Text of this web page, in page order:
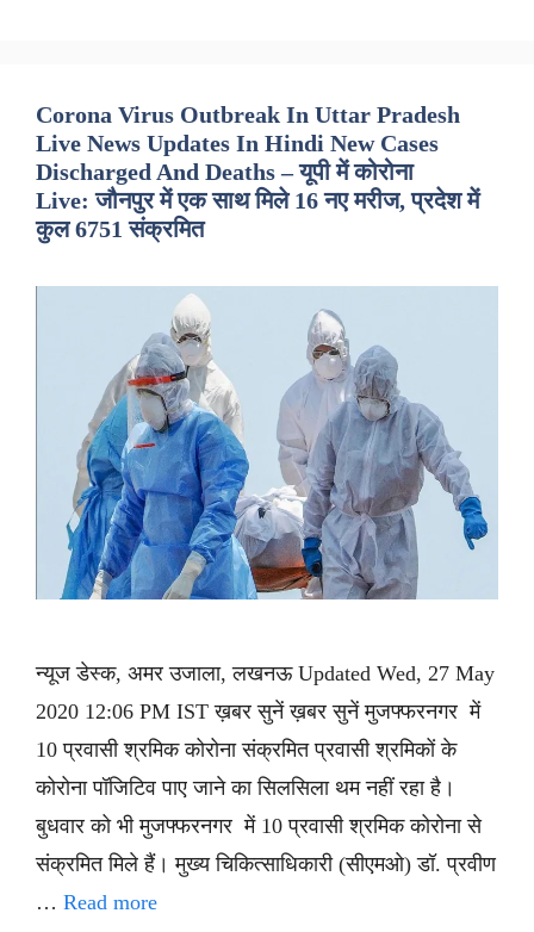
Corona Virus Outbreak In Uttar Pradesh
Live News Updates In Hindi New Cases
Discharged And Deaths – यूपी में कोरोना
Live: जौनपुर में एक साथ मिले 16 नए मरीज, प्रदेश में
कुल 6751 संक्रमित
न्यूज डेस्क, अमर उजाला, लखनऊ Updated Wed, 27 May
2020 12:06 PM IST ख़बर सुनें ख़बर सुनें मुजफ्फरनगर में
10 प्रवासी श्रमिक कोरोना संक्रमित प्रवासी श्रमिकों के
कोरोना पॉजिटिव पाए जाने का सिलसिला थम नहीं रहा है।
बुधवार को भी मुजफ्फरनगर में 10 प्रवासी श्रमिक कोरोना से
संक्रमित मिले हैं। मुख्य चिकित्साधिकारी (सीएमओ) डॉ. प्रवीण
… Read more